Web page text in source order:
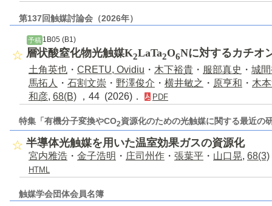
第137回触媒討論会（2026年）
予稿1B05 (B1)
層状酸窒化物光触媒K2LaTa2O6Nに対するカチオ
土角英也 ・ CRETU, Ovidiu ・ 木下裕貴 ・ 服部真史 ・ 城
馬拓人
・ 石割文崇 ・ 野澤俊介 ・ 横井敏之 ・ 原亨和 ・ 木
和彦, 68(B) ，44 (2026)． PDF
特集「有機分子変換やCO2資源化のための光触媒に関する最近の
半導体光触媒を用いた温室効果ガスの資源化
宮内雅浩 ・ 金子浩明 ・ 庄司州作 ・ 張葉平 ・ 山口晃, 68(3)
HTML
触媒学会団体会員名簿